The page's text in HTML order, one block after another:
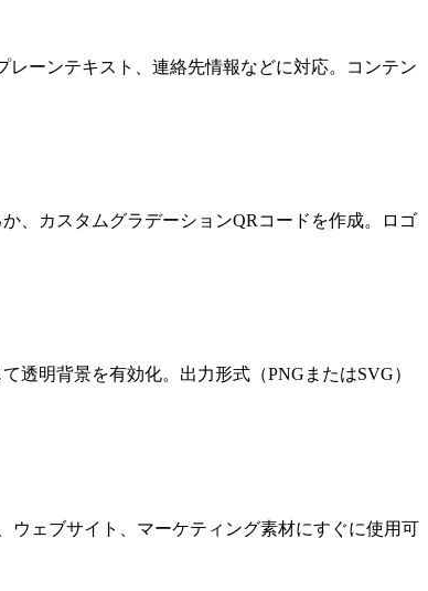
ーンテキスト、連絡先情報などに対応。コンテン
、カスタムグラデーションQRコードを作成。ロゴ
透明背景を有効化。出力形式（PNGまたはSVG）
ウェブサイト、マーケティング素材にすぐに使用可